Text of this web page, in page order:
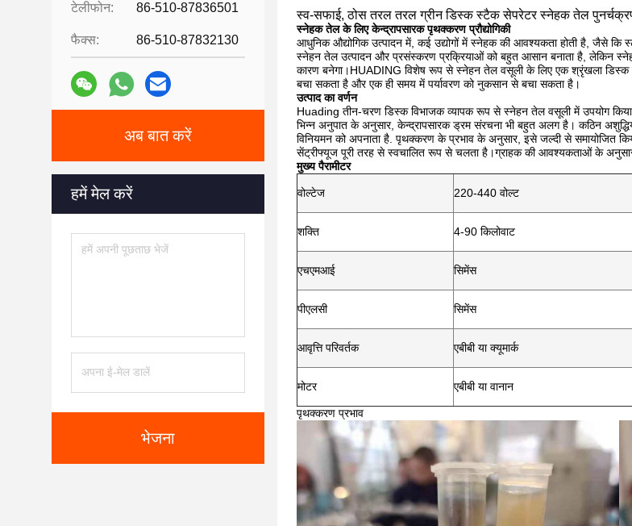
टेलीफोन: 86-510-87836501
फैक्स: 86-510-87832130
अब बात करें
हमें मेल करें
भेजना
स्व-सफाई, ठोस तरल तरल ग्रीन डिस्क स्टैक सेपरेटर स्नेहक तेल
स्नेहक तेल के लिए केन्द्रापसारक पृथक्करण प्रौद्योगिकी
आधुनिक औद्योगिक उत्पादन में, कई उद्योगों में स्नेहक की आवश्यकता होती है, जैसे
स्नेहन तेल उत्पादन और प्रसंस्करण प्रक्रियाओं को बहुत आसान बनाता है, लेकिन
कारण बनेगा।HUADING विशेष रूप से स्नेहन तेल वसूली के लिए एक श्रृंखला डिस्क
बचा सकता है और एक ही समय में पर्यावरण को नुकसान से बचा सकता है।
उत्पाद का वर्णन
Huading तीन-चरण डिस्क विभाजक व्यापक रूप से स्नेहन तेल वसूली में उपयोग
भिन्न अनुपात के अनुसार, केन्द्रापसारक ड्रम संरचना भी बहुत अलग है। कठिन
विनियमन को अपनाता है. पृथक्करण के प्रभाव के अनुसार, इसे जल्दी से समायोजित
सेंट्रीफ्यूज पूरी तरह से स्वचालित रूप से चलता है।ग्राहक की आवश्यकताओं के
मुख्य पैरामीटर
वोल्टेज 220-440 वोल्ट
शक्ति 4-90 किलोवाट
एचएमआई सिमेंस
पीएलसी सिमेंस
आवृत्ति परिवर्तक एबीबी या क्यूमार्क
मोटर एबीबी या वानान
पृथक्करण प्रभाव